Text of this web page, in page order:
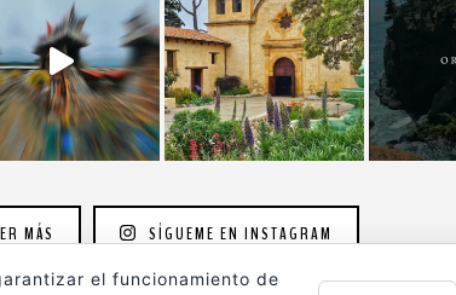
MÁS SÍGUEME EN INSTAGRAM
el funcionamiento de